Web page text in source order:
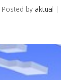
Posted by aktual |